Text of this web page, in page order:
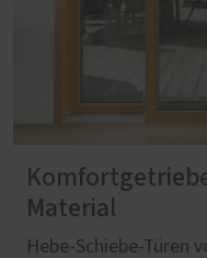
Material
Hebe-Schiebe-Türen